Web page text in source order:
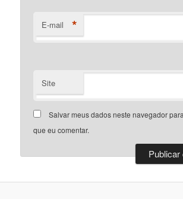
E-mail *
Site
Salvar meus dados neste navegador
que eu comentar.